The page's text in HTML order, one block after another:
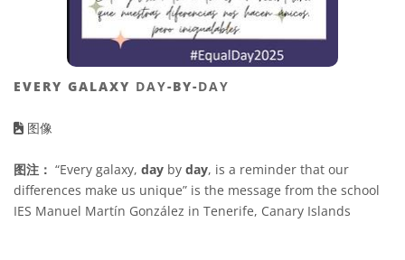
EVERY GALAXY DAY-BY-DAY
图像
图注： “Every galaxy, day by day, is a reminder that our
differences make us unique” is the message from the school
IES Manuel Martín González in Tenerife, Canary Islands